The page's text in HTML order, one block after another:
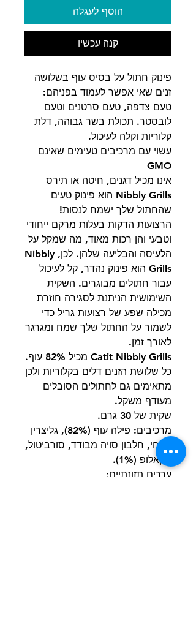
הוסף לעגלה
קנה עכשיו
פינוק חתול על בסיס עוף בשלושה
זנים שאי אפשר לעמוד בפניהם:
טעם צדפה, טעם סרטנים וטעם
לובסטר. תכולת בשר גבוהה, דלת
קלוריות וקלה לעיכול.
עשוי עם מרכיבים טעימים שאינם
GMO
אינו מכיל דגנים, חיטה או תירס
Nibbly Grills הוא פינוק טעים
שהחתול שלך ישמח לנסות!
הרצועות הדקות בעלות מרקם ייחודי
וטבעי והן רכות מאוד, מה שמקל על
הלעיסה והבליעה שלהן. לכן, Nibbly
Grills הוא פינוק נהדר, קל לעיכול
עבור חתולים מבוגרים. השקית
השימושית הניתנת לסגירה חוזרת
מכילה שפע של רצועות גריל כדי
לשמור על החתול שלך שמח ומגרגר
לאורך זמן.
Catit Nibbly Grills מכיל 82% עוף.
כל שלושת הזנים דלים בקלוריות ולכן
מתאימים גם לחתולים הסובלים
מעודף משקל.
שקית של 30 גרם.
מרכיבים: פילה עוף (82%), גליצרין
צמחי, חלבון סויה מבודד, סורביטול,
סקאלופ (1%).
ערכים תזונתיים: